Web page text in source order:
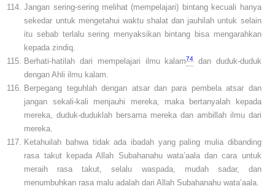
Jangan sering-sering melihat (mempelajari) bintang kecuali hanya
sekedar untuk mengetahui waktu shalat dan jauhilah untuk selain
itu sebab terlalu sering menyaksikan bintang bisa mengarahkan
kepada zindiq.
Berhati-hatilah dari mempelajari ilmu kalam74
dan duduk-duduk
dengan Ahli ilmu kalam.
Berpegang teguhlah dengan atsar dan para pembela atsar dan
jangan sekali-kali menjauhi mereka, maka bertanyalah kepada
mereka, duduk-duduklah bersama mereka dan ambillah ilmu dari
mereka.
Ketahuilah bahwa tidak ada ibadah yang paling mulia dibanding
rasa takut kepada Allah Subahanahu wata’aala dan cara untuk
meraih rasa takut, selalu waspada, mudah sadar, dan
menumbuhkan rasa malu adalah dari Allah Subahanahu wata’aala.